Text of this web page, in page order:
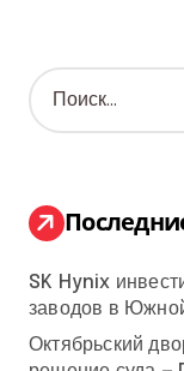
Н
а
:
SK Hynix
заводов в
Октябрьский